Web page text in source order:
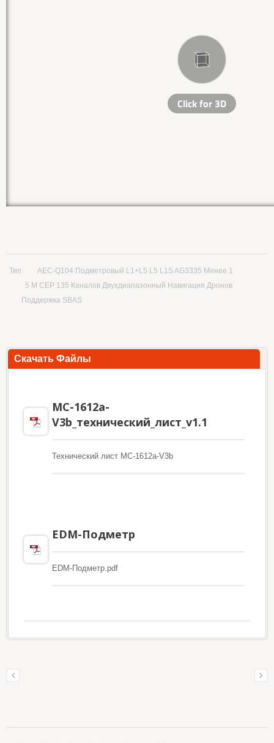
Тип
AEC-Q104 Подметровый L1+L5 L5 L1S AG3335 Менее 1
5 М CEP 135 Каналов Двухдиапазонный Навигация Дронов
Поддержка SBAS
Скачать Файлы
MC-1612a-
V3b_технический_лист_v1.1
Технический лист MC-1612a-V3b
EDM-Подметр
EDM-Подметр.pdf